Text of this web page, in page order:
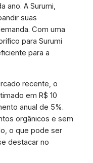
ano. A Surumi,
suas
Com uma
para Surumi
para a
recente, o
em R$ 10
anual de 5%.
orgânicos e sem
o que pode ser
destacar no